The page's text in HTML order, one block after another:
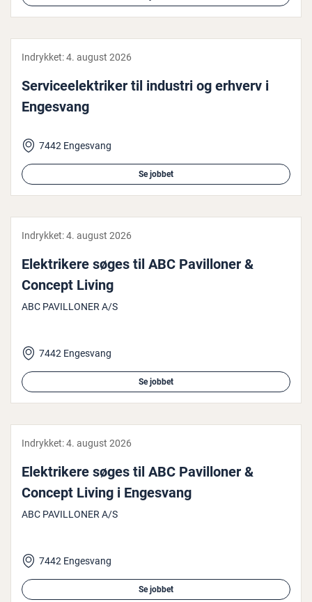
Indrykket:4. august 2026
Ser­vi­ce­elek­tri­ker til industri og erhverv i
Engesvang
7442 Engesvang
Se jobbet
Indrykket:4. august 2026
Elek­tri­ke­re søges til ABC Pavil­lo­ner &
Concept Living
ABC PAVILLONER A/S
7442 Engesvang
Se jobbet
Indrykket:4. august 2026
Elek­tri­ke­re søges til ABC Pavil­lo­ner &
Concept Living i Engesvang
ABC PAVILLONER A/S
7442 Engesvang
Se jobbet